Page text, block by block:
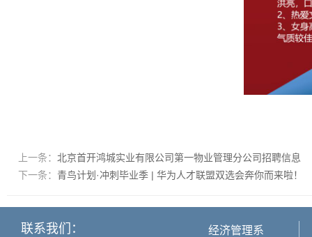
上一条： 北京首开鸿城实业有限公司第一物业管理分公司招聘信息
下一条： 青鸟计划·冲刺毕业季 | 华为人才联盟双选会奔你而来啦！
联系我们：
经济管理系